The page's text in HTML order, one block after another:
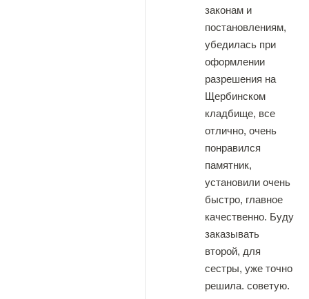
законам и
постановлениям,
убедилась при
оформлении
разрешения на
Щербинском
кладбище, все
отлично, очень
понравился
памятник,
установили очень
быстро, главное
качественно. Буду
заказывать
второй, для
сестры, уже точно
решила. советую.